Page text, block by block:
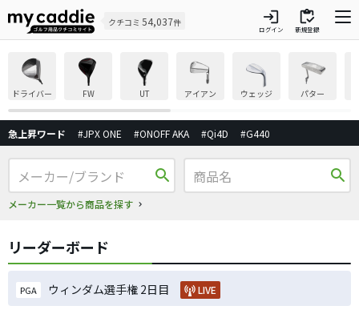
クチコミ 54,037件 login
ログイン
inventory
新規登録
ドライバー FW UT アイアン ウェッジ パター
急上昇ワード #JPX ONE #ONOFF AKA #Qi4D #G440
search
メーカー一覧から商品を探す
search
リーダーボード
PGA ウィンダム選手権 2日目 LIVE